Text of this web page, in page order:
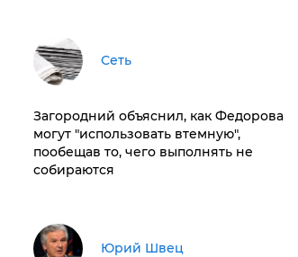
Сеть
Загородний объяснил, как Федорова
могут "использовать втемную",
пообещав то, чего выполнять не
собираются
Юрий Швец